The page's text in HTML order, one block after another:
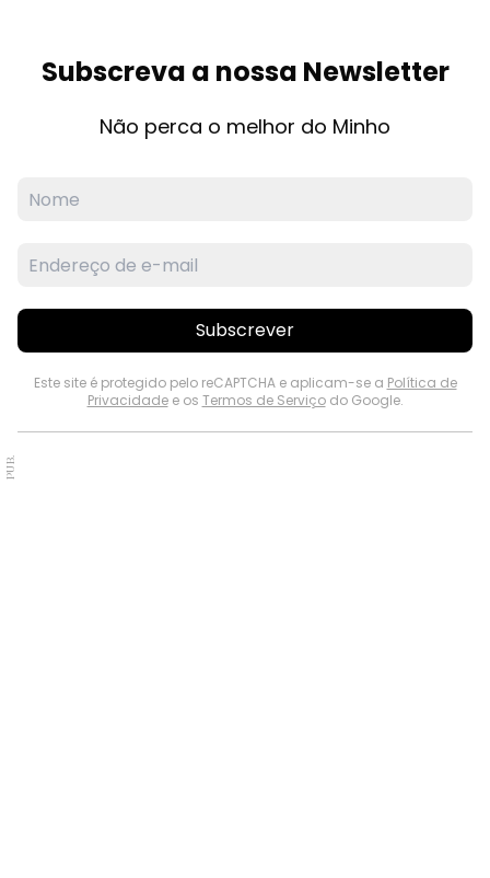
Subscreva a nossa Newsletter
Não perca o melhor do Minho
Subscrever
Este site é protegido pelo reCAPTCHA e aplicam-se a Política de
Privacidadee os Termos de Serviçodo Google.
PUB.